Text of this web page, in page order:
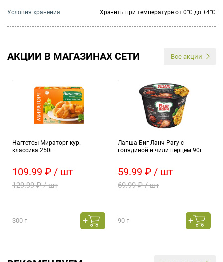
Условия хранения Хранить при температуре от 0°С до +4°С
АКЦИИ В МАГАЗИНАХ СЕТИ Все акции
Наггетсы Мираторг кур.
классика 250г
109.99 ₽ / шт
129.99 ₽ / шт
300 г
Лапша Биг Ланч Рагу с
говядиной и чили перцем 90г
59.99 ₽ / шт
69.99 ₽ / шт
90 г